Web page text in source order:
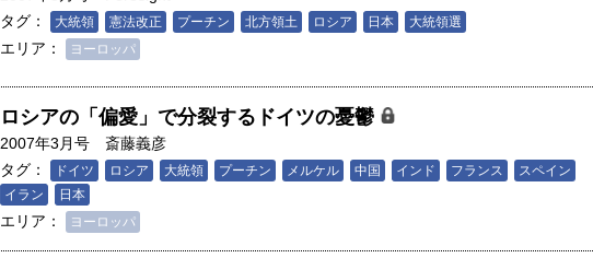
タグ：
大統領 憲法改正 プーチン 北方領土 ロシア 日本 大統領選
エリア： ヨーロッパ
ロシアの「偏愛」で分裂するドイツの憂鬱
2007年3月号
斎藤義彦
タグ：
ドイツ ロシア 大統領 プーチン メルケル 中国 インド フランス
スペイン
イラン
日本
エリア： ヨーロッパ